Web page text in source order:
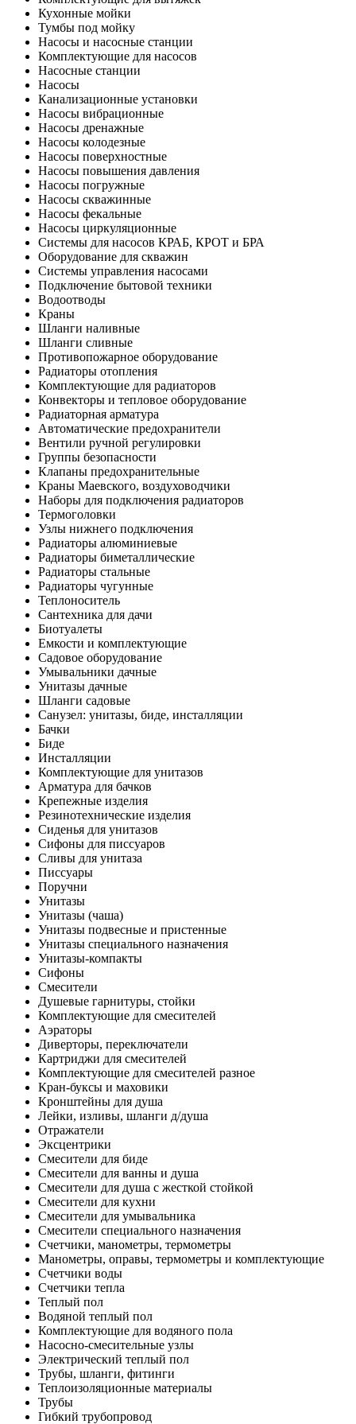
Кухонные мойки
Тумбы под мойку
Насосы и насосные станции
Комплектующие для насосов
Насосные станции
Насосы
Канализационные установки
Насосы вибрационные
Насосы дренажные
Насосы колодезные
Насосы поверхностные
Насосы повышения давления
Насосы погружные
Насосы скважинные
Насосы фекальные
Насосы циркуляционные
Системы для насосов КРАБ, КРОТ и БРА
Оборудование для скважин
Системы управления насосами
Подключение бытовой техники
Водоотводы
Краны
Шланги наливные
Шланги сливные
Противопожарное оборудование
Радиаторы отопления
Комплектующие для радиаторов
Конвекторы и тепловое оборудование
Радиаторная арматура
Автоматические предохранители
Вентили ручной регулировки
Группы безопасности
Клапаны предохранительные
Краны Маевского, воздуховодчики
Наборы для подключения радиаторов
Термоголовки
Узлы нижнего подключения
Радиаторы алюминиевые
Радиаторы биметаллические
Радиаторы стальные
Радиаторы чугунные
Теплоноситель
Сантехника для дачи
Биотуалеты
Емкости и комплектующие
Садовое оборудование
Умывальники дачные
Унитазы дачные
Шланги садовые
Санузел: унитазы, биде, инсталляции
Бачки
Биде
Инсталляции
Комплектующие для унитазов
Арматура для бачков
Крепежные изделия
Резинотехнические изделия
Сиденья для унитазов
Сифоны для писсуаров
Сливы для унитаза
Писсуары
Поручни
Унитазы
Унитазы (чаша)
Унитазы подвесные и пристенные
Унитазы специального назначения
Унитазы-компакты
Сифоны
Смесители
Душевые гарнитуры, стойки
Комплектующие для смесителей
Аэраторы
Диверторы, переключатели
Картриджи для смесителей
Комплектующие для смесителей разное
Кран-буксы и маховики
Кронштейны для душа
Лейки, изливы, шланги д/душа
Отражатели
Эксцентрики
Смесители для биде
Смесители для ванны и душа
Смесители для душа с жесткой стойкой
Смесители для кухни
Смесители для умывальника
Смесители специального назначения
Счетчики, манометры, термометры
Манометры, оправы, термометры и комплектующие
Счетчики воды
Счетчики тепла
Теплый пол
Водяной теплый пол
Комплектующие для водяного пола
Насосно-смесительные узлы
Электрический теплый пол
Трубы, шланги, фитинги
Теплоизоляционные материалы
Трубы
Гибкий трубопровод